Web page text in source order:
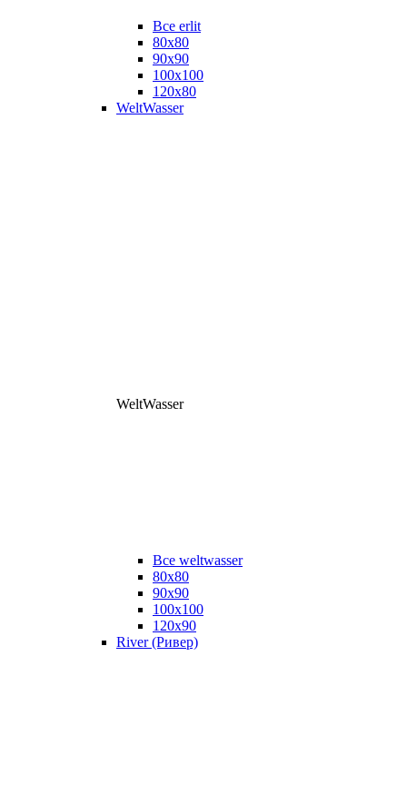
Все erlit
80x80
90x90
100x100
120x80
WeltWasser
WeltWasser
Все weltwasser
80x80
90x90
100x100
120x90
River (Ривер)